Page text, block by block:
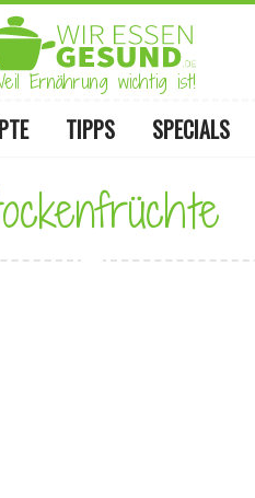
Ernährung wichtig ist!
TIPPS SPECIALS